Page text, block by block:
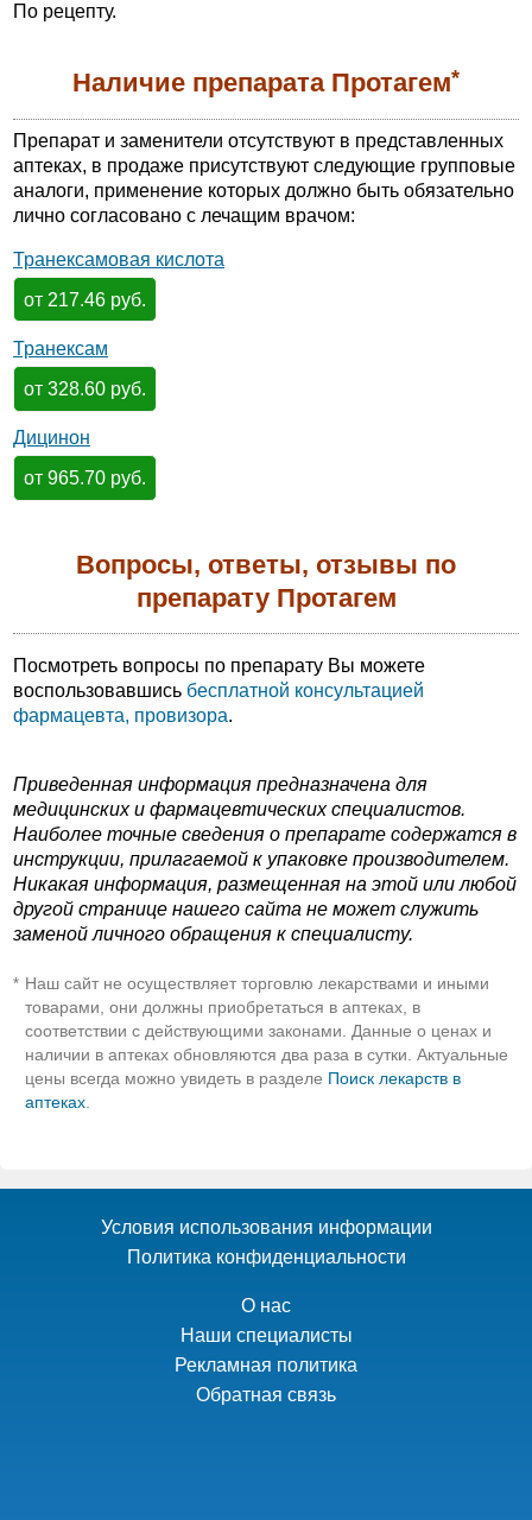
По рецепту.
Наличие препарата Протагем*
Препарат и заменители отсутствуют в представленных
аптеках, в продаже присутствуют следующие групповые
аналоги, применение которых должно быть обязательно
лично согласовано с лечащим врачом:
Транексамовая кислота
от 217.46 руб.
Транексам
от 328.60 руб.
Дицинон
от 965.70 руб.
Вопросы, ответы, отзывы по
препарату Протагем
Посмотреть вопросы по препарату Вы можете
воспользовавшись бесплатной консультацией
фармацевта, провизора.
Приведенная информация предназначена для
медицинских и фармацевтических специалистов.
Наиболее точные сведения о препарате содержатся в
инструкции, прилагаемой к упаковке производителем.
Никакая информация, размещенная на этой или любой
другой странице нашего сайта не может служить
заменой личного обращения к специалисту.
* Наш сайт не осуществляет торговлю лекарствами и иными
товарами, они должны приобретаться в аптеках, в
соответствии с действующими законами. Данные о ценах и
наличии в аптеках обновляются два раза в сутки. Актуальные
цены всегда можно увидеть в разделе Поиск лекарств в
аптеках
Условия использования информации
Политика конфиденциальности
О нас
Наши специалисты
Рекламная политика
Обратная связь